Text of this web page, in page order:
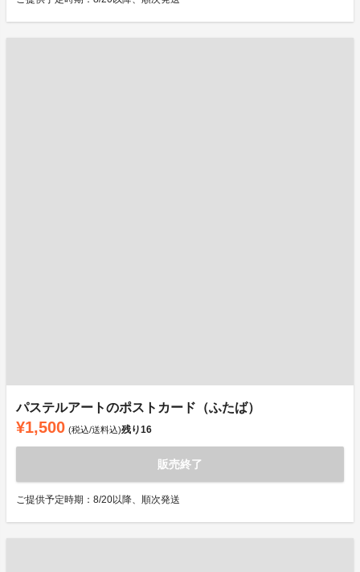
パステルアートのポストカード（ふたば）
¥1,500 (税込/送料込)残り16
販売終了
ご提供予定時期：8/20以降、順次発送